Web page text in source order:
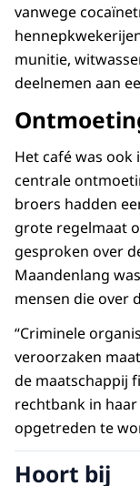
vanwege
munitie,
deelnemen aan
Het café was ook
centrale
broers hadden
grote regelmaat
gesproken over
Maandenlang
mensen die over
“Criminele
veroorzaken
de maatschappij
rechtbank in
opgetreden te
Hoort bij